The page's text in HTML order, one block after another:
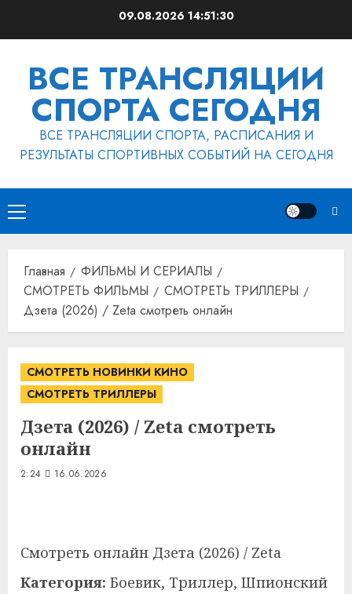
09.08.202614:51:31
ВСЕ ТРАНСЛЯЦИИ
СПОРТА СЕГОДНЯ
ВСЕ ТРАНСЛЯЦИИ СПОРТА, РАСПИСАНИЯ И
РЕЗУЛЬТАТЫ СПОРТИВНЫХ СОБЫТИЙ НА СЕГОДНЯ
Основное
меню
Главная
ФИЛЬМЫ И СЕРИАЛЫ
СМОТРЕТЬ ФИЛЬМЫ
СМОТРЕТЬ ТРИЛЛЕРЫ
Дзета (2026) / Zeta смотреть онлайн
СМОТРЕТЬ НОВИНКИ КИНО
СМОТРЕТЬ ТРИЛЛЕРЫ
Дзета (2026) / Zeta смотреть
онлайн
2:24 16.06.2026
Смотреть онлайн Дзета (2026) / Zeta
Категория: Боевик, Триллер, Шпионский